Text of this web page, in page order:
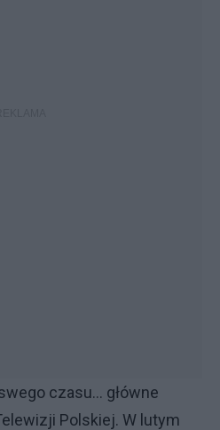
czasu… główne
Polskiej. W lutym